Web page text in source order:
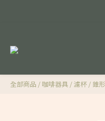
全部商品 / 咖啡器具 /濾杯 / 錐